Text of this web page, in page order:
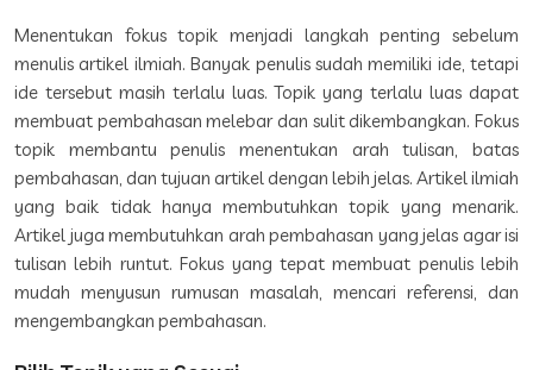
Menentukan fokus topik menjadi langkah penting sebelum
menulis artikel ilmiah. Banyak penulis sudah memiliki ide, tetapi
ide tersebut masih terlalu luas. Topik yang terlalu luas dapat
membuat pembahasan melebar dan sulit dikembangkan. Fokus
topik membantu penulis menentukan arah tulisan, batas
pembahasan, dan tujuan artikel dengan lebih jelas. Artikel ilmiah
yang baik tidak hanya membutuhkan topik yang menarik.
Artikel juga membutuhkan arah pembahasan yang jelas agar isi
tulisan lebih runtut. Fokus yang tepat membuat penulis lebih
mudah menyusun rumusan masalah, mencari referensi, dan
mengembangkan pembahasan.